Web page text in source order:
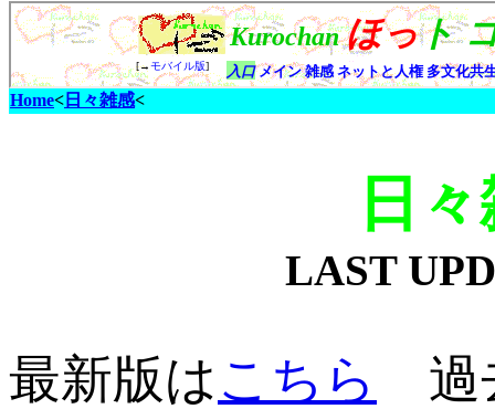
Home< 日々雑感<
日
LAST
最新版はこちら 過